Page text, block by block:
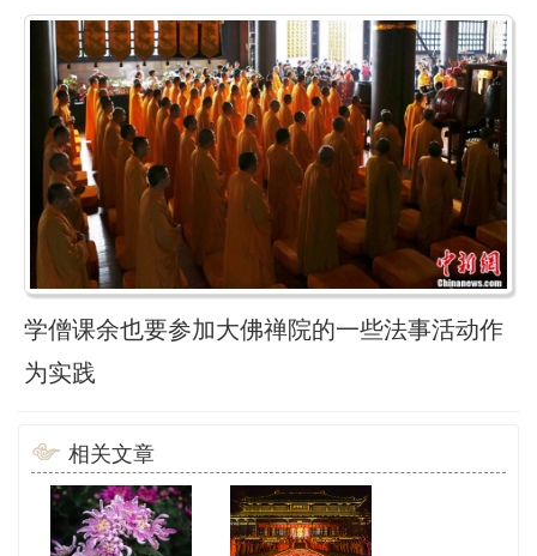
学僧课余也要参加大佛禅院的一些法事活动作
为实践
相关文章